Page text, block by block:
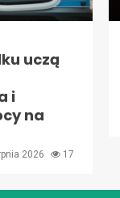
uczą
i
na
2026 17